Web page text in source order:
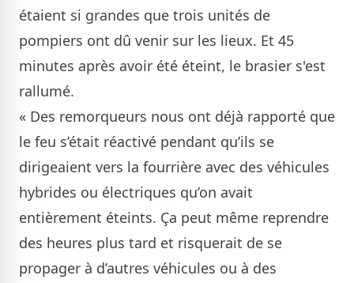
étaient si grandes que trois unités de
pompiers ont dû venir sur les lieux. Et 45
minutes après avoir été éteint, le brasier s'est
rallumé.
« Des remorqueurs nous ont déjà rapporté que
le feu s’était réactivé pendant qu’ils se
dirigeaient vers la fourrière avec des véhicules
hybrides ou électriques qu’on avait
entièrement éteints. Ça peut même reprendre
des heures plus tard et risquerait de se
propager à d’autres véhicules ou à des